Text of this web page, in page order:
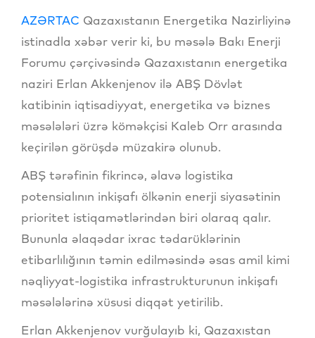
AZƏRTAC Qazaxıstanın Energetika Nazirliyinə
istinadla xəbər verir ki, bu məsələ Bakı Enerji
Forumu çərçivəsində Qazaxıstanın energetika
naziri Erlan Akkenjenov ilə ABŞ Dövlət
katibinin iqtisadiyyat, energetika və biznes
məsələləri üzrə köməkçisi Kaleb Orr arasında
keçirilən görüşdə müzakirə olunub.
ABŞ tərəfinin fikrincə, əlavə logistika
potensialının inkişafı ölkənin enerji siyasətinin
prioritet istiqamətlərindən biri olaraq qalır.
Bununla əlaqədar ixrac tədarüklərinin
etibarlılığının təmin edilməsində əsas amil kimi
nəqliyyat-logistika infrastrukturunun inkişafı
məsələlərinə xüsusi diqqət yetirilib.
Erlan Akkenjenov vurğulayıb ki, Qazaxıstan